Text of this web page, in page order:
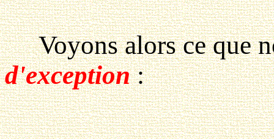
Voyons alors ce que
d'exception: